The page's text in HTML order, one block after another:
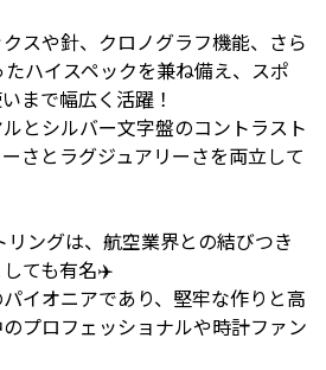
スや針、クロノグラフ機能、さら
ハイスペックを兼ね備え、スポ
まで幅広く活躍！
とシルバー文字盤のコントラスト
さとラグジュアリーさを両立して
ングは、航空業界との結びつき
ても有名✈️
イオニアであり、堅牢な作りと高
プロフェッショナルや時計ファン